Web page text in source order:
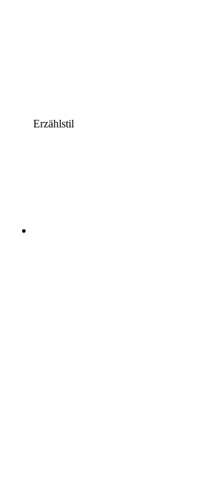
Erzählstil